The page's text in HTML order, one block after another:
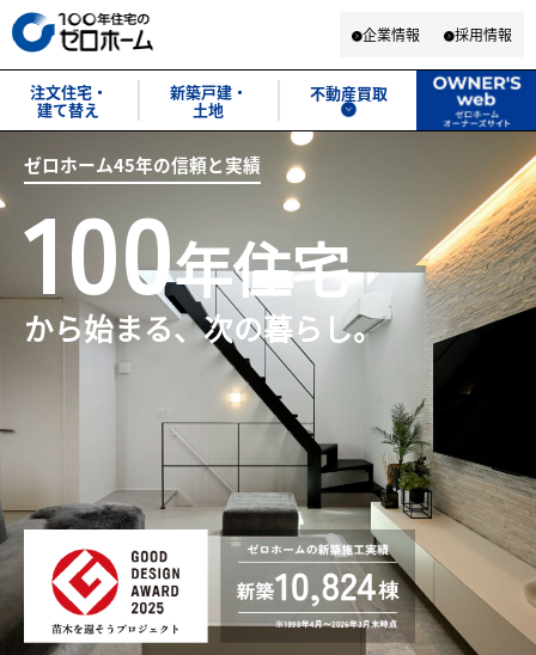
企業情報 採用情報
注文住宅・
建て替え
新築戸建・
土地
不動産買取
ゼロホーム45年の信頼と実績
100年住宅
から始まる、次の暮らし。
ゼロホーム45年の信頼と実績
100年住宅
から始まる、次の暮らし。
ゼロホーム45年の信頼と実績
100年住宅
から始まる、次の暮らし。
ゼロホーム45年の信頼と実績
100
から始まる、次の暮らし。
ゼロホーム45年の信頼と実績
100
から始まる、次の暮らし。
ゼロホーム45年の信頼と実績
100
から始まる、次の暮らし。